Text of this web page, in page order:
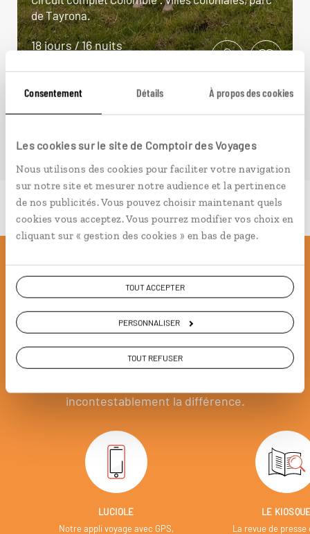
Consentement Détails À propos des cookies
Les cookies sur le site de Comptoir des Voyages
Nous utilisons des cookies pour faciliter votre navigation
sur notre site et mesurer notre audience et la pertinence
de nos publicités. Vous pouvez choisir maintenant quels
cookies vous acceptez. Vous pourrez modifier vos choix en
cliquant sur « gestion des cookies » en bas de page.
TOUT ACCEPTER
PERSONNALISER
TOUT REFUSER
de Tayrona.
18 jours / 16 nuits
Pourquoi voyager avec
nous
Soyons honnête, nous ne sommes pas les seuls
à proposer des voyages sur mesure,mais nous
incontestablement la différence.
LUCIOLE
Notre appli voyage avec GPS,
LE
La revue de presse